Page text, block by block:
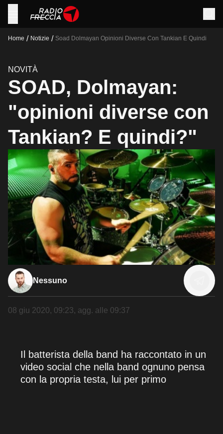
Home / Notizie / Soad Dolmayan Opinioni Diverse Con Tankian E Quindi
NOVITÀ
SOAD, Dolmayan:
"opinioni diverse con
Tankian? E quindi?"
Nessuno
08 giu 2020, 09:23, agg. alle 09:37
Il batterista della band ha raccontato in un
video social che nella band ognuno pensa
con la propria testa, lui per primo